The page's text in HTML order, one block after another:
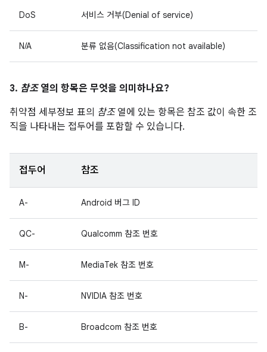
DoS 서비스 거부(Denial of service)
N/A 분류 없음(Classification not available)
3. 참조열의 항목은 무엇을 의미하나요?
취약점 세부정보 표의 참조열에 있는 항목은 참조 값이 속한 조
직을 나타내는 접두어를 포함할 수 있습니다.
접두어 참조
A- Android 버그 ID
QC- Qualcomm 참조 번호
M- MediaTek 참조 번호
N- NVIDIA 참조 번호
B- Broadcom 참조 번호